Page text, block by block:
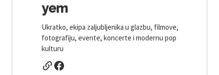
yem
Ukratko, ekipa zaljubljenika u glazbu, filmove,
fotografiju, evente, koncerte i modernu pop
kulturu